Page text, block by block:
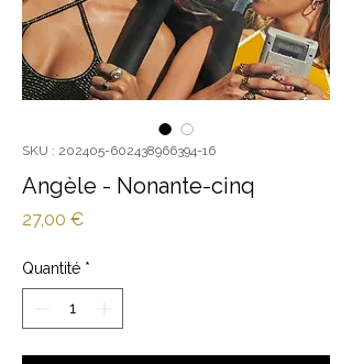
SKU : 202405-602438966394-16
Angèle - Nonante-cinq
27,00 €Prix
Quantité *